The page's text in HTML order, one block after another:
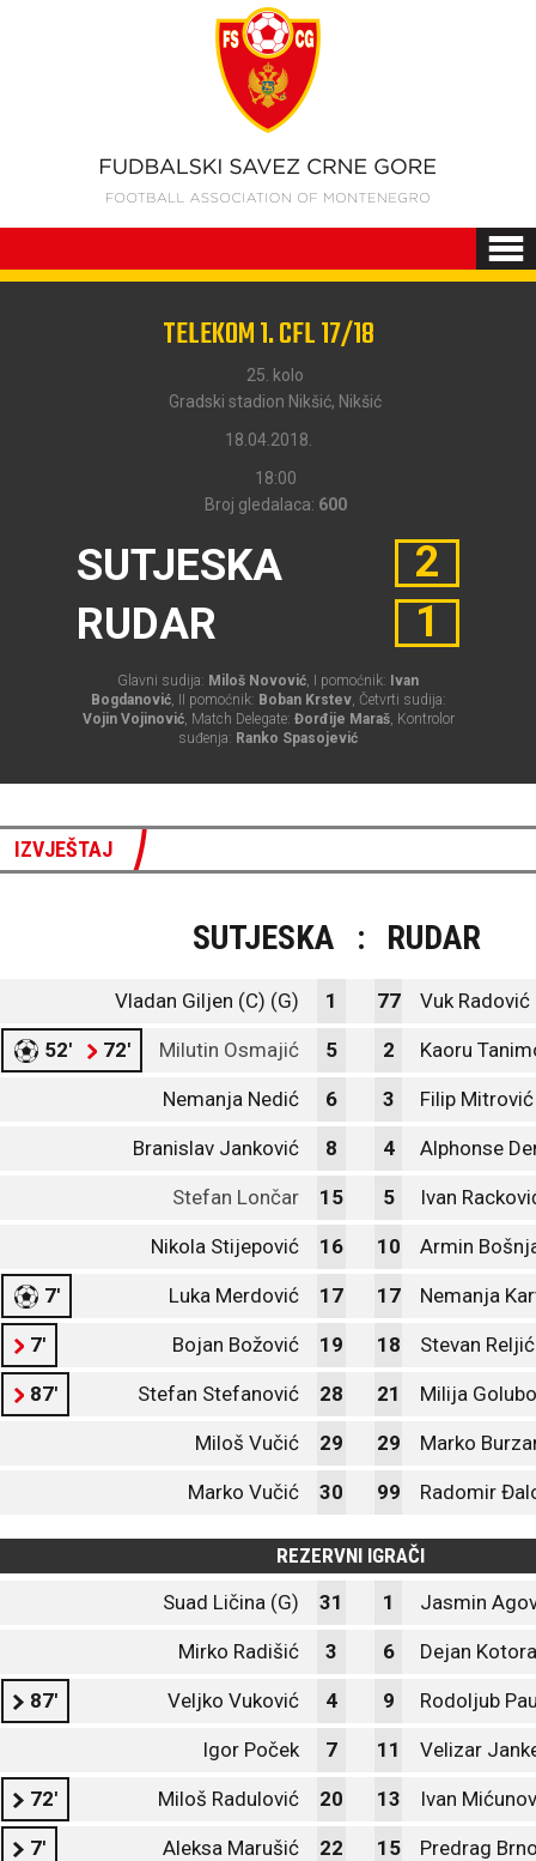
TELEKOM 1. CFL 17/18
25. kolo
Gradski stadion Nikšić, Nikšić
18.04.2018.
18:00
Broj gledalaca: 600
SUTJESKA
RUDAR
2
1
Glavni sudija: Miloš Novović, I pomoćnik: Ivan
Bogdanović, II pomoćnik: Boban Krstev, Četvrti sudija:
Vojin Vojinović, Match Delegate: Đorđije Maraš, Kontrolor
suđenja: Ranko Spasojević
IZVJEŠTAJ
SUTJESKA : RUDAR
Vladan Giljen (C) (G) 1 77 Vuk Radović
52' 72' Milutin Osmajić 5 2 Kaoru
Nemanja Nedić 6 3 Filip Mitrović
Branislav Janković 8 4 Alphonse
Stefan Lončar 15 5 Ivan
Nikola Stijepović 16 10 Armin
7' Luka Merdović 17 17 Nemanja
7' Bojan Božović 19 18 Stevan
87' Stefan Stefanović 28 21 Milija
Miloš Vučić 29 29 Marko
Marko Vučić 30 99 Radomir
REZERVNI IGRAČI
Suad Ličina (G)
31 1 Jasmin
Mirko Radišić 3 6 Dejan
87' Veljko Vuković 4 9 Rodoljub
Igor Poček 7 11 Velizar
72' Miloš Radulović 20 13 Ivan
7' Aleksa Marušić 22 15 Predrag